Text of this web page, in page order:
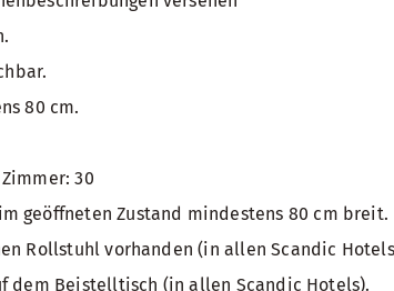
80 cm.
30
geöffneten Zustand mindestens 80 cm breit.
Rollstuhl vorhanden (in allen Scandic
dem Beistelltisch (in allen Scandic Hotels).